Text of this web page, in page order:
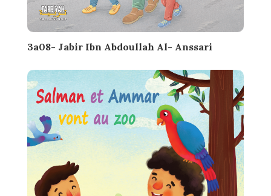
3a08- Jabir Ibn Abdoullah Al- Anssari